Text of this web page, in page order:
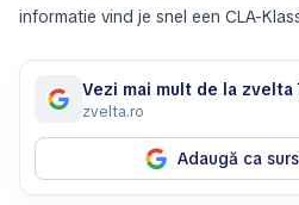
informatie vind je snel een CLA-
Vezi mai mult de la
zvelta.ro
Adaugă ca